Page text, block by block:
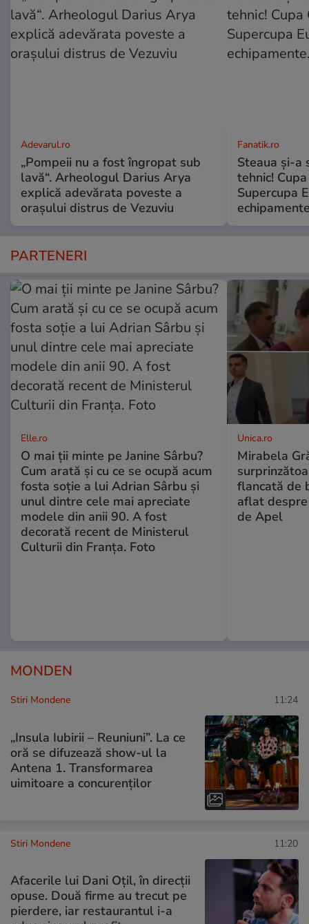
Adevarul.ro
„Pompeii nu a fost îngropat sub
lavă“. Arheologul Darius Arya
explică adevărata poveste a
orașului distrus de Vezuviu
Fanatik.ro
Steaua și-a
tehnic!
Supercupa
PARTENERI
Elle.ro
O mai ții minte pe Janine Sârbu?
Cum arată și cu ce se ocupă acum
fosta soție a lui Adrian Sârbu și
unul dintre cele mai apreciate
modele din anii 90. A fost
decorată recent de Ministerul
Culturii din Franța. Foto
Unica.ro
Mirabela
flancată de
aflat
de Apel
MONDEN
Stiri Mondene 11:24
„Insula Iubirii – Reuniuni”. La ce
oră se difuzează show-ul la
Antena 1. Transformarea
uimitoare a concurenților
Stiri Mondene 11:20
Afacerile lui Dani Oțil, în direcții
opuse. Două firme au trecut pe
pierdere, iar restaurantul i-a